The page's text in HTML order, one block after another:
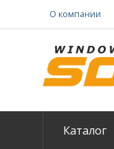
О компании
Каталог